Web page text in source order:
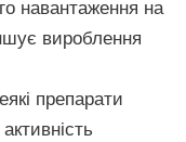
навантаження на
вироблення
препарати